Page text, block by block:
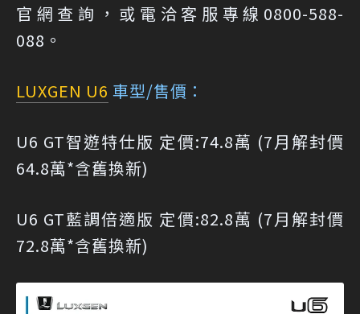
官網查詢，或電洽客服專線0800-588-
088。
LUXGEN U6 車型/售價：
U6 GT智遊特仕版 定價:74.8萬 (7月解封價
64.8萬*含舊換新)
U6 GT藍調倍適版 定價:82.8萬 (7月解封價
72.8萬*含舊換新)